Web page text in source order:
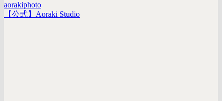
aorakiphoto
【公式】Aoraki Studio